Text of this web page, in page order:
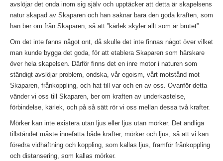
avslöjar det onda inom sig själv och upptäcker att detta är skapelsens
natur skapad av Skaparen och han saknar bara den goda kraften, som
han ber om från Skaparen, så att ”kärlek skyler allt som är brutet”.
Om det inte fanns något ont, då skulle det inte finnas något över vilket
man kunde bygga det goda, för att etablera Skaparen som härskare
över hela skapelsen. Därför finns det en inre motor i naturen som
ständigt avslöjar problem, ondska, vår egoism, vårt motstånd mot
Skaparen, frånkoppling, och hat till var och en av oss. Ovanför detta
vänder vi oss till Skaparen, ber om kraften av underkastelse,
förbindelse, kärlek, och på så sätt rör vi oss mellan dessa två krafter.
Mörker kan inte existera utan ljus eller ljus utan mörker. Det andliga
tillståndet måste innefatta både krafter, mörker och ljus, så att vi kan
föredra vidhäftning och koppling, som kallas ljus, framför frånkoppling
och distansering, som kallas mörker.